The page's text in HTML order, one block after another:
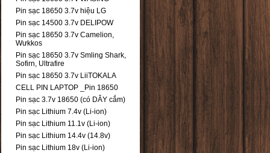
Pin sạc 18650 3.7v hiệu LG
Pin sạc 14500 3.7v DELIPOW
Pin sạc 18650 3.7v Camelion,
Wưkkos
Pin sạc 18650 3.7v Smling Shark,
Sofirn, Ultrafire
Pin sạc 18650 3.7v LiiTOKALA
CELL PIN LAPTOP _Pin 18650
Pin sạc 3.7v 18650 (có DÂY cắm)
Pin sạc Lithium 7.4v (Li-ion)
Pin sạc Lithium 11.1v (Li-ion)
Pin sạc Lithium 14.4v (14.8v)
Pin sạc Lithium 18v (Li-ion)